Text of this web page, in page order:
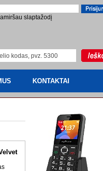
slaptažodį
KONTAKTAI